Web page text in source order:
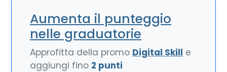
Aumenta il punteggio
nelle graduatorie
Approfitta della promo Digital Skill e
aggiungi fino 2 punti